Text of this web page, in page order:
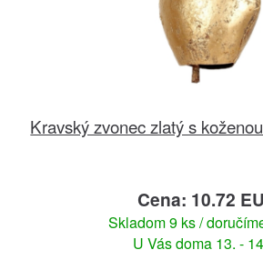
Kravský zvonec zlatý s
Cena: 10.72
Skladom 9 ks /
U Vás doma 13. -